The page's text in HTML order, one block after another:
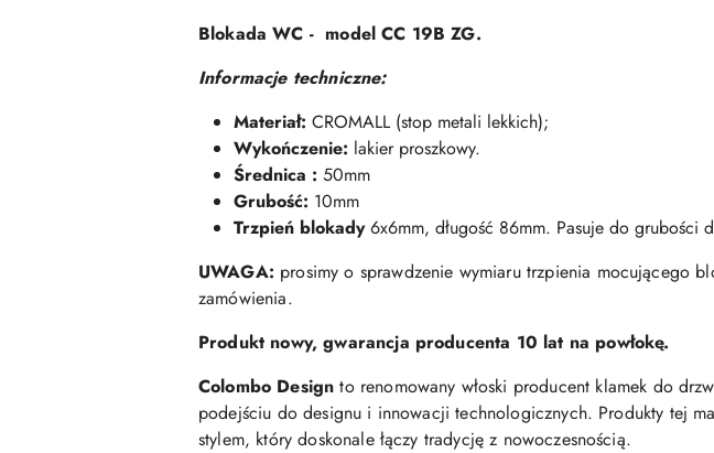
Blokada WC - model CC 19B ZG.
Informacje techniczne:
Materiał: CROMALL (stop metali lekkich);
Wykończenie: lakier proszkowy.
Średnica : 50mm
Grubość: 10mm
Trzpień blokady6x6mm, długość 86mm. Pasuje do grubości
UWAGA: prosimy o sprawdzenie wymiaru trzpienia mocującego
zamówienia.
Produkt nowy, gwarancja producenta 10 lat na powłokę.
Colombo Design to renomowany włoski producent klamek do
podejściu do designu i innowacji technologicznych. Produkty tej
stylem, który doskonale łączy tradycję z nowoczesnością.